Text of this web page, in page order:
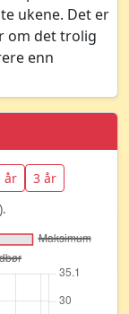
ukene. Det er
om det trolig
enn
år
3 år